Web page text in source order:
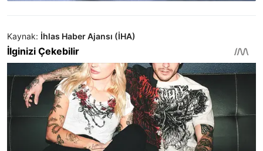
Kaynak: İhlas Haber Ajansı (İHA)